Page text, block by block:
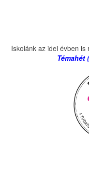
Iskolánk az idei évben is
Témahét